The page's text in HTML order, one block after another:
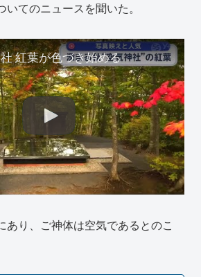
てのニュースを聞いた。
紅葉が色づき始める
あり、ご神体は空気であるとのこ